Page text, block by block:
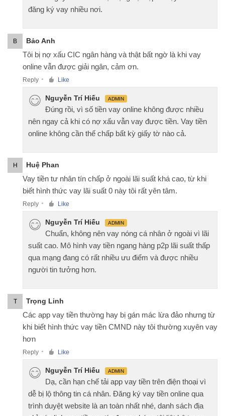
đăng ký vay nhiều nơi.
B Bảo Anh
Tôi bị nợ xấu CIC ngân hàng và thật bất ngờ là khi vay
online vẫn được giải ngân, cảm ơn.
Reply ● Like
Nguyễn Trí Hiếu ADMIN
Đúng rồi, vì số tiền vay online không được nhiều
nên ngay cả khi có nợ xấu vẫn vay được tiền. Vay tiền
online không cần thế chấp bất kỳ giấy tờ nào cả.
H Huệ Phan
Vay tiền tư nhân tín chấp ở ngoài lãi suất khá cao, từ khi
biết hình thức vay lãi suất 0 này tôi rất yên tâm.
Reply ● Like
Nguyễn Trí Hiếu ADMIN
Chuẩn, không nên vay nóng cá nhân ở ngoài vì lãi
suất cao. Mô hình vay tiền ngang hàng p2p lãi suất thấp
qua mạng đang có rất nhiều ưu điểm và được nhiều
người tin tưởng hơn.
T Trọng Linh
Các app vay tiền thường hay bị gán mác lừa đảo nhưng từ
khi biết hình thức vay tiền CMND này tôi thường xuyên vay
hơn
Reply ● Like
Nguyễn Trí Hiếu ADMIN
Dạ, cần hạn chế tải app vay tiền trên điện thoại vì
dễ bị lộ thông tin cá nhân. Đăng ký vay tiền online qua
trình duyệt website là an toàn nhất nhé, danh sách địa